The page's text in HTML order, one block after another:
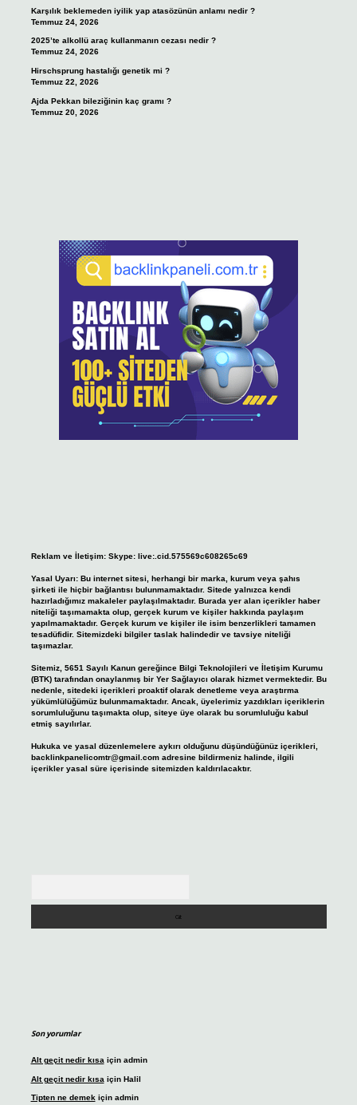
Karşılık beklemeden iyilik yap atasözünün anlamı nedir ?
Temmuz 24, 2026
2025’te alkollü araç kullanmanın cezası nedir ?
Temmuz 24, 2026
Hirschsprung hastalığı genetik mi ?
Temmuz 22, 2026
Ajda Pekkan bileziğinin kaç gramı ?
Temmuz 20, 2026
Reklam ve İletişim: Skype: live:.cid.575569c608265c69
Yasal Uyarı: Bu internet sitesi, herhangi bir marka, kurum veya şahıs
şirketi ile hiçbir bağlantısı bulunmamaktadır. Sitede yalnızca kendi
hazırladığımız makaleler paylaşılmaktadır. Burada yer alan içerikler haber
niteliği taşımamakta olup, gerçek kurum ve kişiler hakkında paylaşım
yapılmamaktadır. Gerçek kurum ve kişiler ile isim benzerlikleri tamamen
tesadüfidir. Sitemizdeki bilgiler taslak halindedir ve tavsiye niteliği
taşımazlar.
Sitemiz, 5651 Sayılı Kanun gereğince Bilgi Teknolojileri ve İletişim Kurumu
(BTK) tarafından onaylanmış bir Yer Sağlayıcı olarak hizmet vermektedir. Bu
nedenle, sitedeki içerikleri proaktif olarak denetleme veya araştırma
yükümlülüğümüz bulunmamaktadır. Ancak, üyelerimiz yazdıkları içeriklerin
sorumluluğunu taşımakta olup, siteye üye olarak bu sorumluluğu kabul
etmiş sayılırlar.
Hukuka ve yasal düzenlemelere aykırı olduğunu düşündüğünüz içerikleri,
backlinkpanelicomtr@gmail.comadresine bildirmeniz halinde, ilgili
içerikler yasal süre içerisinde sitemizden kaldırılacaktır.
Son yorumlar
Alt geçit nedir kısa için admin
Alt geçit nedir kısa için Halil
Tipten ne demekiçin admin